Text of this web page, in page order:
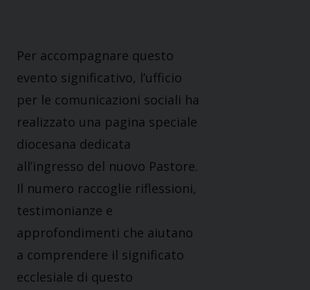
Per accompagnare questo
evento significativo, l’ufficio
per le comunicazioni sociali ha
realizzato una pagina speciale
diocesana dedicata
all’ingresso del nuovo Pastore.
Il numero raccoglie riflessioni,
testimonianze e
approfondimenti che aiutano
a comprendere il significato
ecclesiale di questo